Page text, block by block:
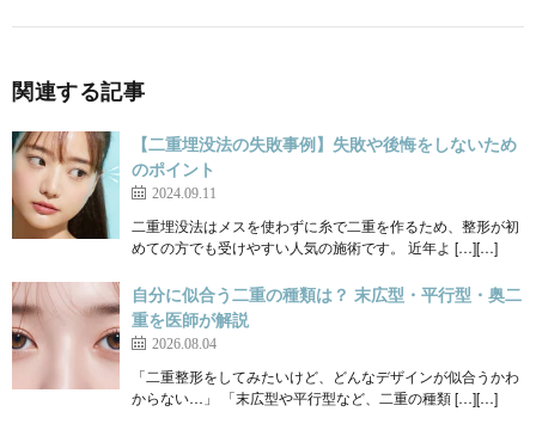
関連する記事
【二重埋没法の失敗事例】失敗や後悔をしないため
のポイント
2024.09.11
二重埋没法はメスを使わずに糸で二重を作るため、整形が初
めての方でも受けやすい人気の施術です。 近年よ […][…]
自分に似合う二重の種類は？ 末広型・平行型・奥二
重を医師が解説
2026.08.04
「二重整形をしてみたいけど、どんなデザインが似合うかわ
からない…」 「末広型や平行型など、二重の種類 […][…]